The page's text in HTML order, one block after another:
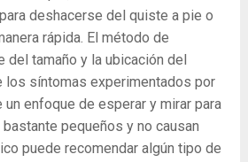
deshacerse del quiste a pie o
rápida. El método de
del tamaño y la ubicación del
los síntomas experimentados por
enfoque de esperar y mirar para
pequeños y no causan
puede recomendar algún tipo de